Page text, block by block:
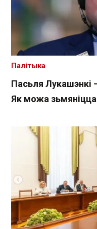
Пасьля Лукашэнкі
Як можа зьмяніцца
Палітыка